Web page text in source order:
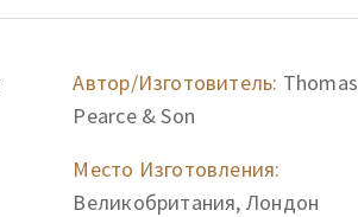
Автор/Изготовитель: Thomas
Pearce & Son
Место Изготовления:
Великобритания, Лондон